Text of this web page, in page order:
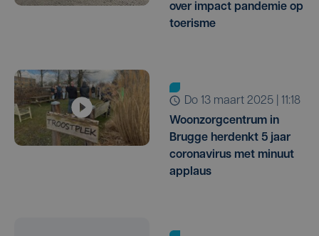
over impact pandemie op
toerisme
do 13 maart 2025 | 11:18
Woonzorgcentrum in
Brugge herdenkt 5 jaar
coronavirus met minuut
applaus